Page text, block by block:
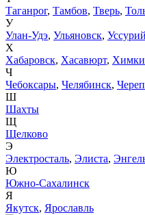
Таганрог, Тамбов, Тверь,
У
Улан-Удэ, Ульяновск,
Х
Хабаровск, Хасавюрт, Химки
Ч
Чебоксары, Челябинск,
Ш
Шахты
Щ
Щелково
Э
Электросталь, Элиста,
Ю
Южно-Сахалинск
Я
Якутск, Ярославль